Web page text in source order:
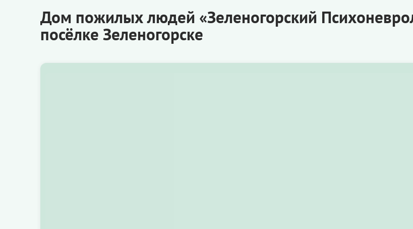
Дом пожилых людей «Зеленогорский
посёлке Зеленогорске